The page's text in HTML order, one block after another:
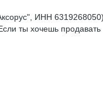
ИНН
ты хочешь